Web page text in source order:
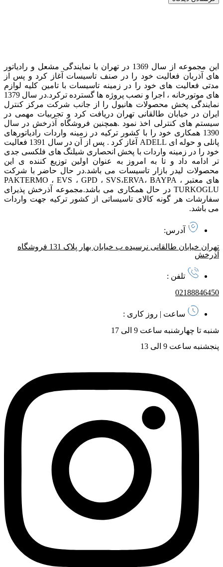
این مجموعه از سال 1369 در تهران با نمایندگی مشعل و رادیاتور
های آذربان فعالیت خود را در صنف تاسیسات آغاز کرد و پس از
مدتی فعالیت های خود را در زمینه تاسیسات با تامین کلیه لوازم
های موتورخانه ، اجرا و نصب پروژه ها گسترده ترکرد. در سال 1379
نمایندگی پخش محصولات هانیول را از جانب شرکت مرکز کنترل
ایران در خیابان طالقانی تهران دریافت کرد و تجربیات مهمی در
سیستم های کنترلی اخذ نمود . همچنین فروشگاه آذرخش در سال
1390 همکاری خود را با کشور ترکیه در زمینه واردات رادیاتورهای
پانلی و حوله ای ADELL آغاز کرد . پس از آن در سال 1391 فعالیت
خود را در زمینه واردات با پخش انحصاری شیلنگ های فلکسی جدی
تر ادامه داد و تا به امروز به عنوان اولین توزیع کننده ی این
محصولات لیدر بازار تاسیسات می باشد. در حال حاضر با شرکت
های معتبر PAKTERMO ، EVS ، GPD ، SVS،ERVA، BAYPA ،
TURKOGLU در حال همکاری می باشد. مجموعه آذرخش پذیرای
سفارشات هر گونه کالای تاسیساتی از کشور ترکیه جهت واردات
می باشد.
آدرس:
تهران خیابان طالقانی نرسیده ب خیابان بهار پلاک 131 فروشگاه
آذرخش
تلفن :
02188846450
ساعت | روز کاری :
شنبه تا چهارشنبه ساعت 9 الی 17
پنجشنبه ساعت 9 الی 13